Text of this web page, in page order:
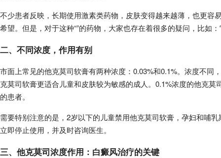
不少患者反映，长期使用激素类药物，皮肤变得越来越薄，也更
希望。但是，对于这种“”的药物，大家也存在着很多的疑问，比如
二、不同浓度，作用有别
市面上常见的他克莫司软膏有两种浓度：0.03%和0.1%。浓度不
克莫司软膏更适合儿童和皮肤较为敏感的成人。0.1%浓度的他克
的患者。
需要特别注意的是，2岁以下的儿童禁用他克莫司软膏，孕妇和哺
立即停止使用，并及时咨询医生。
三、他克莫司浓度作用：白癜风治疗的关键